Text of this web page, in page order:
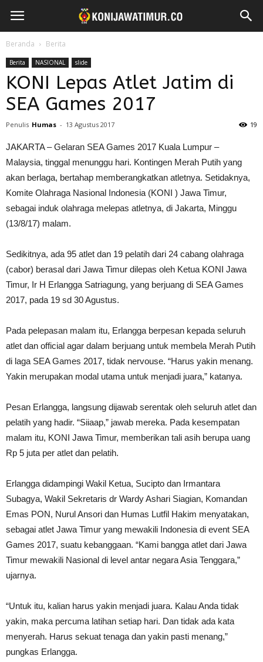
Beranda Berita
Berita NASIONAL slide
KONI Lepas Atlet Jatim di
SEA Games 2017
Penulis Humas - 13 Agustus 2017 19
JAKARTA – Gelaran SEA Games 2017 Kuala Lumpur –
Malaysia, tinggal menunggu hari. Kontingen Merah Putih yang
akan berlaga, bertahap memberangkatkan atletnya. Setidaknya,
Komite Olahraga Nasional Indonesia (KONI ) Jawa Timur,
sebagai induk olahraga melepas atletnya, di Jakarta, Minggu
(13/8/17) malam.
Sedikitnya, ada 95 atlet dan 19 pelatih dari 24 cabang olahraga
(cabor) berasal dari Jawa Timur dilepas oleh Ketua KONI Jawa
Timur, Ir H Erlangga Satriagung, yang berjuang di SEA Games
2017, pada 19 sd 30 Agustus.
Pada pelepasan malam itu, Erlangga berpesan kepada seluruh
atlet dan official agar dalam berjuang untuk membela Merah Putih
di laga SEA Games 2017, tidak nervouse. “Harus yakin menang.
Yakin merupakan modal utama untuk menjadi juara,” katanya.
Pesan Erlangga, langsung dijawab serentak oleh seluruh atlet dan
pelatih yang hadir. “Siiaap,” jawab mereka. Pada kesempatan
malam itu, KONI Jawa Timur, memberikan tali asih berupa uang
Rp 5 juta per atlet dan pelatih.
Erlangga didampingi Wakil Ketua, Sucipto dan Irmantara
Subagya, Wakil Sekretaris dr Wardy Ashari Siagian, Komandan
Emas PON, Nurul Ansori dan Humas Lutfil Hakim menyatakan,
sebagai atlet Jawa Timur yang mewakili Indonesia di event SEA
Games 2017, suatu kebanggaan. “Kami bangga atlet dari Jawa
Timur mewakili Nasional di level antar negara Asia Tenggara,”
ujarnya.
“Untuk itu, kalian harus yakin menjadi juara. Kalau Anda tidak
yakin, maka percuma latihan setiap hari. Dan tidak ada kata
menyerah. Harus sekuat tenaga dan yakin pasti menang,”
pungkas Erlangga.